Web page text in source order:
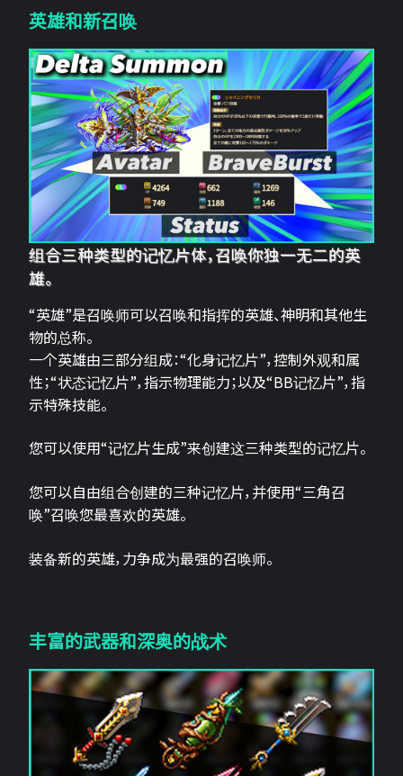
英雄和新召唤
组合三种类型的记忆片体，召唤你独一无二的英
雄。
“英雄”是召唤师可以召唤和指挥的英雄、神明和其他生
物的总称。
一个英雄由三部分组成：“化身记忆片”，控制外观和属
性；“状态记忆片”，指示物理能力；以及“BB记忆片”，指
示特殊技能。
您可以使用“记忆片生成”来创建这三种类型的记忆片。
您可以自由组合创建的三种记忆片，并使用“三角召
唤”召唤您最喜欢的英雄。
装备新的英雄，力争成为最强的召唤师。
丰富的武器和深奥的战术